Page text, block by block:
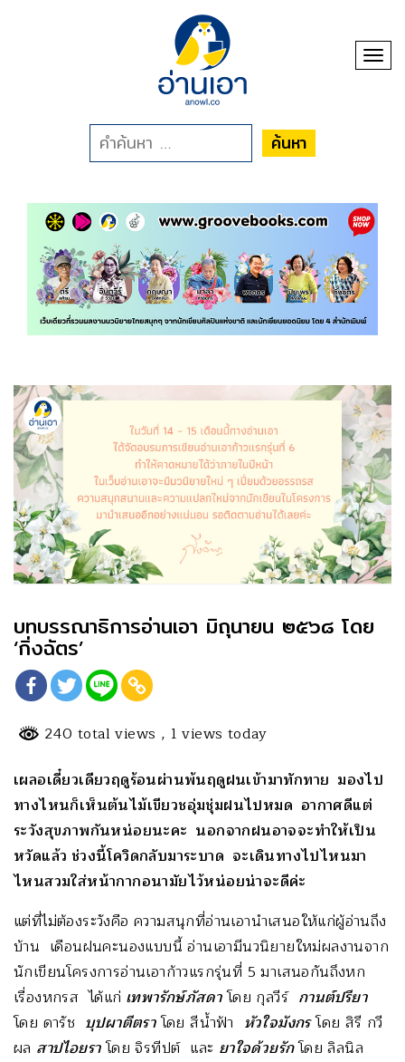
ค้นหา
บทบรรณาธิการอ่านเอา มิถุนายน ๒๕๖๘ โดย
‘กิ่งฉัตร’
240 total views , 1 views today
เผลอเดี๋ยวเดียวฤดูร้อนผ่านพ้นฤดูฝนเข้ามาทักทาย มองไป
ทางไหนก็เห็นต้นไม้เขียวชอุ่มชุ่มฝนไปหมด อากาศดีแต่
ระวังสุขภาพกันหน่อยนะคะ นอกจากฝนอาจจะทำให้เป็น
หวัดแล้ว ช่วงนี้โควิดกลับมาระบาด จะเดินทางไปไหนมา
ไหนสวมใส่หน้ากากอนามัยไว้หน่อยน่าจะดีค่ะ
แต่ที่ไม่ต้องระวังคือ ความสนุกที่อ่านเอานำเสนอให้แก่ผู้อ่านถึง
บ้าน เดือนฝนคะนองแบบนี้ อ่านเอามีนวนิยายใหม่ผลงานจาก
นักเขียนโครงการอ่านเอาก้าวแรกรุ่นที่ 5 มาเสนอกันถึงหก
เรื่องหกรส ได้แก่ เทพารักษ์ภัสดาโดย กุลวีร์ กานต์ปรียา
โดย ดารัช บุปผาตีตราโดย สีน้ำฟ้า หัวใจมังกรโดย สิรี กวี
ผล สาปไอยราโดย จิรทีปต์ และ ยาใจด้วยรักโดย ลิลนิล